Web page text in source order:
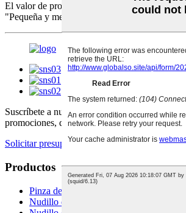
El valor de producción supera los 140
"Pequeña y mediana empresa de ciencia y
Suscríbete a nuestro boletínpara mantenerse
promociones, descuentos, ventas y ofertas
Solicitar presupuesto
Productos
Pinza de freno
Nudillo de dirección